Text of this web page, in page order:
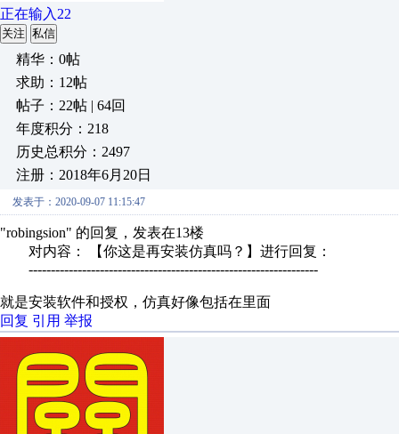
正在输入22
关注 私信
精华：0帖
求助：12帖
帖子：22帖 | 64回
年度积分：218
历史总积分：2497
注册：2018年6月20日
发表于：2020-09-07 11:15:47
"robingsion" 的回复，发表在13楼
对内容： 【你这是再安装仿真吗？】进行回复：
-----------------------------------------------------------------
就是安装软件和授权，仿真好像包括在里面
回复 引用 举报